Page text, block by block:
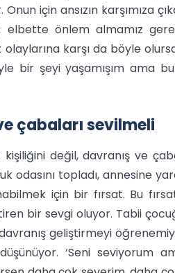
için ansızın karşımıza
elbette önlem almamız
karşı da böyle
bir şeyi yaşamışım ama
çabaları sevilmeli
değil, davranış ve
odasını topladı, annesine
için bir fırsat. Bu
bir sevgi oluyor. Tabii
geliştirmeyi
‘Seni seviyorum